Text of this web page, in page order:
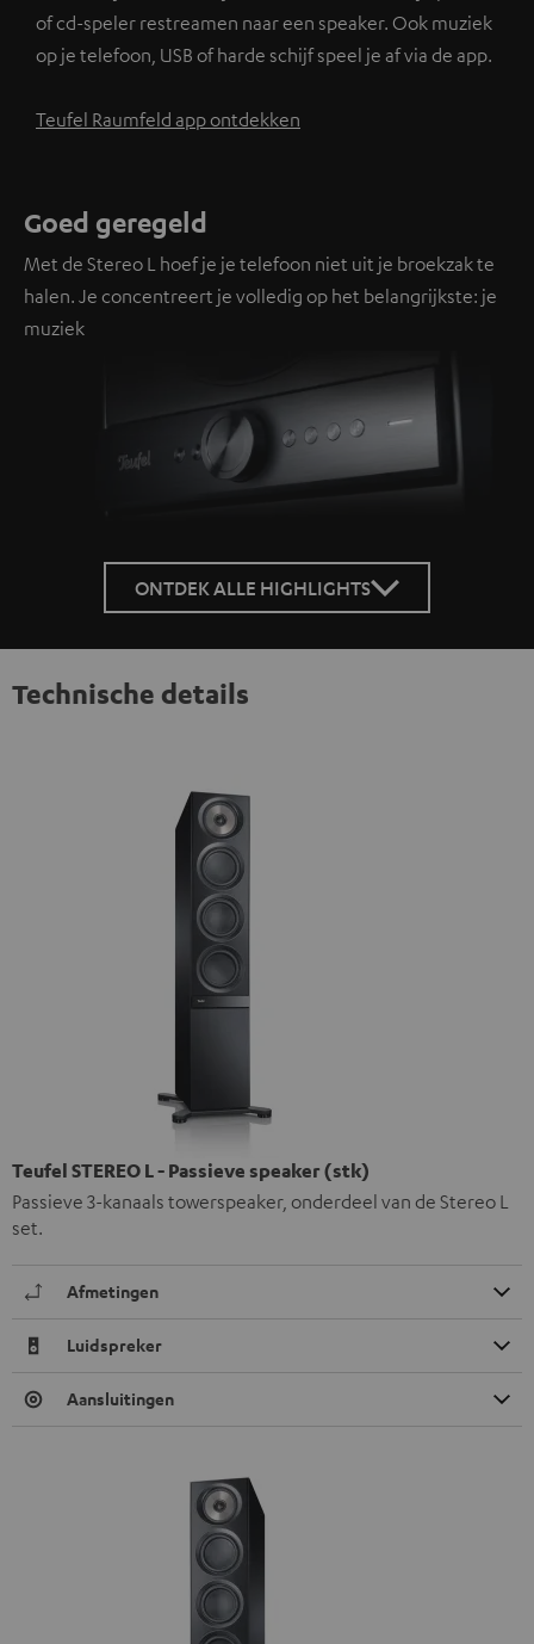
of cd-speler restreamen naar een speaker. Ook muziek
op je telefoon, USB of harde schijf speel je af via de app.
Teufel Raumfeld app ontdekken
Goed geregeld
Met de Stereo L hoef je je telefoon niet uit je broekzak te
halen. Je concentreert je volledig op het belangrijkste: je
muziek
ONTDEK ALLE HIGHLIGHTS
Technische details
Teufel STEREO L - Passieve speaker (stk)
Passieve 3-kanaals towerspeaker, onderdeel van de Stereo L
set.
Afmetingen
Luidspreker
Aansluitingen